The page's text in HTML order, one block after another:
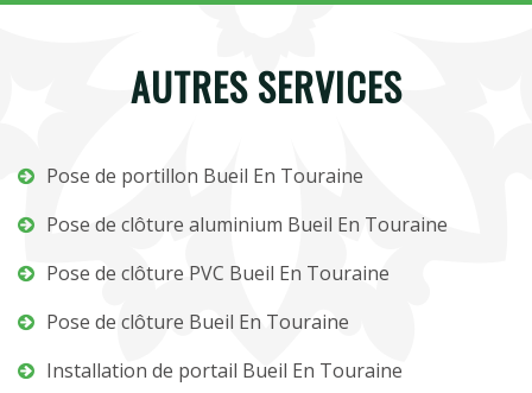
AUTRES SERVICES
Pose de portillon Bueil En Touraine
Pose de clôture aluminium Bueil En Touraine
Pose de clôture PVC Bueil En Touraine
Pose de clôture Bueil En Touraine
Installation de portail Bueil En Touraine